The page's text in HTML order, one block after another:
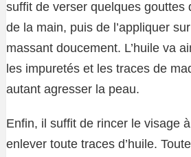
suffit de verser quelques gouttes
de la main, puis de l’appliquer
massant doucement. L’huile va
les impuretés et les traces de
autant agresser la peau.
Enfin, il suffit de rincer le visage
enlever toute traces d’huile.